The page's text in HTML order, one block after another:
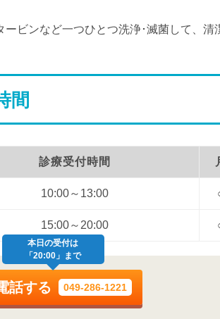
ービンなど一つひとつ洗浄･滅菌して、清
間
診療受付時間
10:00～13:00
15:00～20:00
本日の受付は
「20:00」まで
話する 049-286-1221